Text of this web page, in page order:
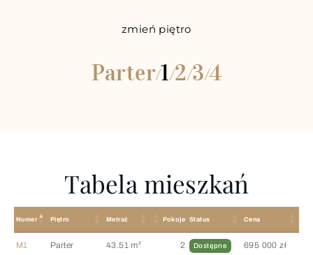
zmień piętro
Parter/1/2/3/4
Tabela mieszkań
Numer Piętro Metraż Pokoje Status Cena
M1 Parter 43.51 m² 2 Dostępne 695 000 zł